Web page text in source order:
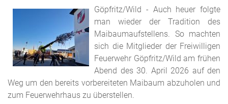
Göpfritz/Wild - Auch heuer folgte
man wieder der Tradition des
Maibaumaufstellens. So machten
sich die Mitglieder der Freiwilligen
Feuerwehr Göpfritz/Wild am frühen
Abend des 30. April 2026 auf den
Weg um den bereits vorbereiteten Maibaum abzuholen und
zum Feuerwehrhaus zu überstellen.